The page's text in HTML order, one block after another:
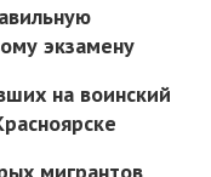
экзамену
на воинский
мигрантов